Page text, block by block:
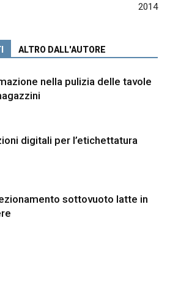
2014
ALTRO DALL'AUTORE
nella pulizia delle tavole
digitali per l’etichettatura
sottovuoto latte in